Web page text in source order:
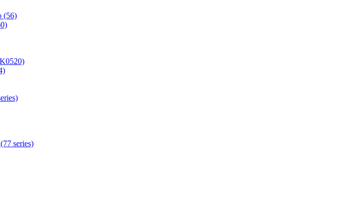
(56)
series)